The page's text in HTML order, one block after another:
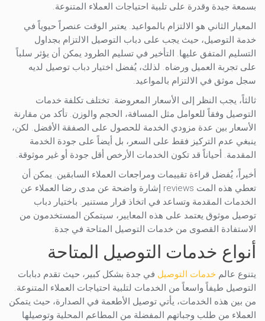
بسمعة جيدة وقدرة على تلبية احتياجات العملاء المتنوعة.
المعيار الثاني هو الالتزام بالمواعيد. يعتبر الوقت عنصراً حيوياً في
خدمة التوصيل، حيث يجب على دباب التوصيل الالتزام بجداول
التسليم المتفق عليها. التأخير في تسليم الطرود يمكن أن يؤثر سلباً
على تجربة العميل ورضاه. لذلك، يُفضل اختيار دباب توصيل لديه
سجل موثق في الالتزام بالمواعيد.
ثالثاً، يجب النظر إلى الأسعار المعروضة. تختلف تكلفة خدمات
التوصيل وفقاً للعوامل مثل المسافة، الحجم والوزن. تأكد من مقارنة
الأسعار بين عدة مزودي الخدمة للحصول على الصفقة الأفضل. لكن،
ينبغي عدم التركيز فقط على السعر، بل أيضاً على جودة الخدمة
المقدمة. أحياناً قد تكون الخدمات الأرخص أقل جودة أو غير موثوقة.
أخيراً، يُفضل قراءة تقييمات ومراجعات العملاء السابقين. يمكن أن
تعطي هذه المت reviews إشارة واضحة عن مدى رضا العملاء عن
الخدمات المقدمة وتساعد في اتخاذ قرار مستنير. باختيار دباب
توصيل موثوق يعتمد على هذه المعايير، سيتمكن المستخدمون من
الاستفادة القصوى من خدمات التوصيل المتاحة في جدة.
أنواع خدمات التوصيل المتاحة
يتنوع عالم خدمات التوصيل في جدة بشكل كبير، حيث تقدم دبابات
التوصيل طيفاً واسعاً من الخدمات لتلبية احتياجات العملاء المتنوعة.
من بين هذه الخدمات، يأتي توصيل الأطعمة في الصدارة، حيث يتمكن
العملاء من طلب وجباتهم المفضلة من المطاعم المحلية وتوصيلها